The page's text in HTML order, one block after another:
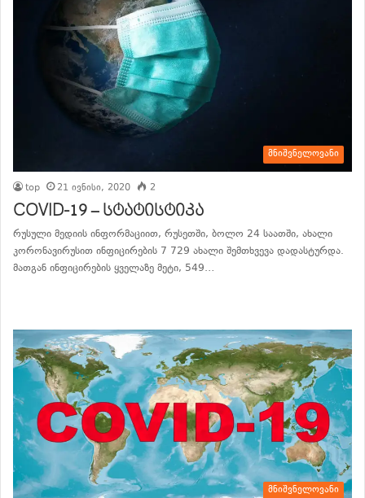
მნიშვნელოვანი
top 21 ივნისი, 2020 2
COVID-19 – სტატისტიკა
რუსული მედიის ინფორმაციით, რუსეთში, ბოლო 24 საათში, ახალი
კორონავირუსით ინფიცირების 7 729 ახალი შემთხვევა დადასტურდა.
მათგან ინფიცირების ყველაზე მეტი, 549…
მნიშვნელოვანი